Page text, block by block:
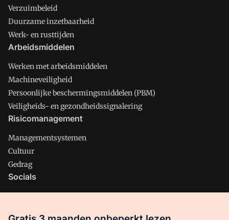
Verzuimbeleid
Duurzame inzetbaarheid
Werk- en rusttijden
Arbeidsmiddelen
Werken met arbeidsmiddelen
Machineveiligheid
Persoonlijke beschermingsmiddelen (PBM)
Veiligheids- en gezondheidssignalering
Risicomanagement
Managementsystemen
Cultuur
Gedrag
Socials